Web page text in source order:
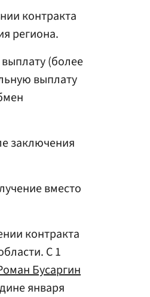
контракта
региона.
(более
выплату
заключения
вместо
контракта
С 1
Бусаргин
января